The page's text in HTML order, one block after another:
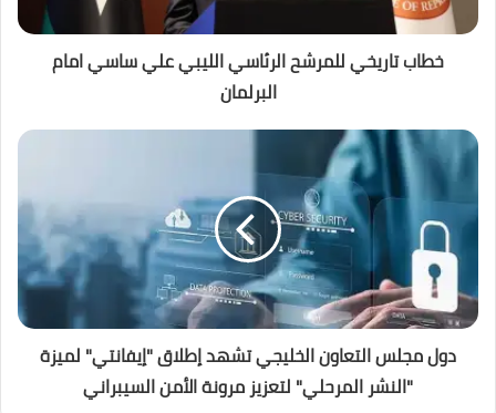
خطاب تاريخي للمرشح الرئاسي الليبي علي ساسي امام
البرلمان
دول مجلس التعاون الخليجي تشهد إطلاق "إيفانتي" لميزة
"النشر المرحلي" لتعزيز مرونة الأمن السيبراني